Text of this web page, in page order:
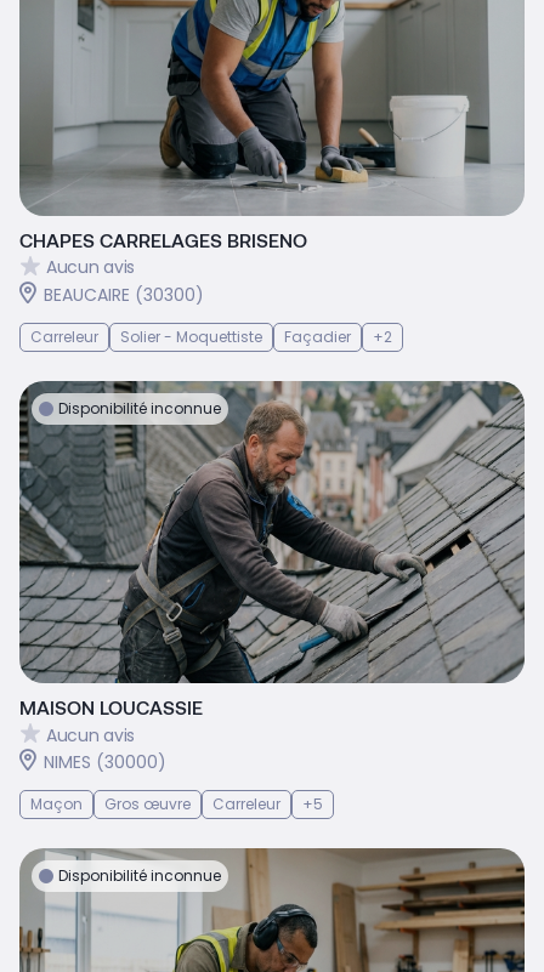
CHAPES CARRELAGES BRISENO
Aucun avis
BEAUCAIRE (30300)
Carreleur Solier - Moquettiste Façadier +2
Disponibilité inconnue
MAISON LOUCASSIE
Aucun avis
NIMES (30000)
Maçon Gros œuvre Carreleur +5
Disponibilité inconnue